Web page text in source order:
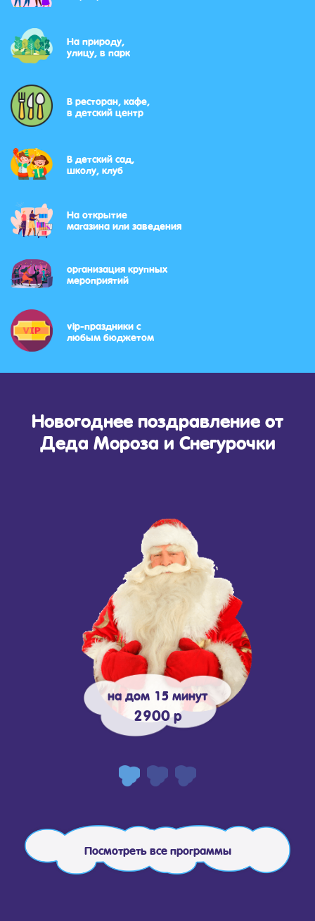
На природу,
улицу, в парк
В ресторан, кафе,
в детский центр
В детский сад,
школу, клуб
На открытие
магазина или заведения
организация крупных
мероприятий
vip-праздники с
любым бюджетом
Новогоднее поздравление от
Деда Мороза и Снегурочки
на дом 15 минут
2900 р
Посмотреть все программы